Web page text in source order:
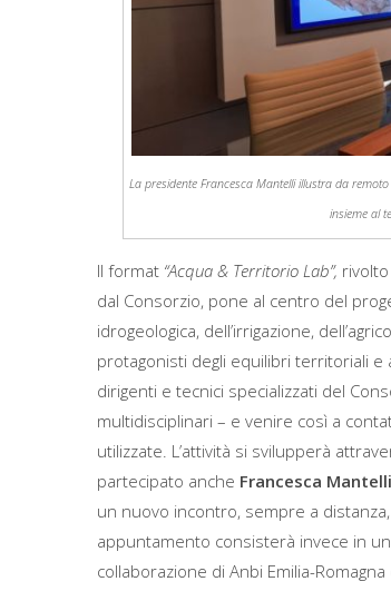
La presidente Francesca Mantelli illustra da
insieme al
Il format “Acqua & Territorio Lab”,
dal Consorzio, pone al centro del
idrogeologica, dell’irrigazione,
protagonisti degli equilibri territoriali
dirigenti e tecnici specializzati del
multidisciplinari – e venire così a
utilizzate. L’attività si svilupperà
partecipato anche Francesca
un nuovo incontro, sempre a
appuntamento consisterà invece in
collaborazione di Anbi Emilia-